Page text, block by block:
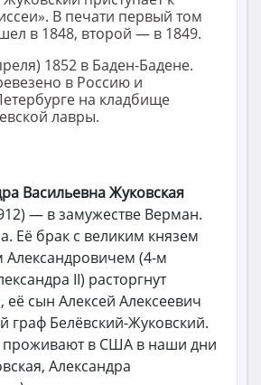
В печати первый том
в 1848, второй — в 1849.
1852 в Баден-Бадене.
в Россию и
на кладбище
лавры.
Васильевна Жуковская
— в замужестве Верман.
Её брак с великим князем
Александровичем (4-м
II) расторгнут
сын Алексей Алексеевич
граф Белёвский-Жуковский.
проживают в США в наши дни
Александра